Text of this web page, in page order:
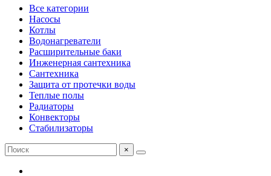
Все категории
Насосы
Котлы
Водонагреватели
Расширительные баки
Инженерная сантехника
Сантехника
Защита от протечки воды
Теплые полы
Радиаторы
Конвекторы
Стабилизаторы
×